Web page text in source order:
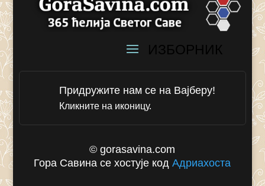
Придружите нам се на Вајберу!
Кликните на иконицу.
© gorasavina.com
Гора Савина се хостује кодАдриахоста